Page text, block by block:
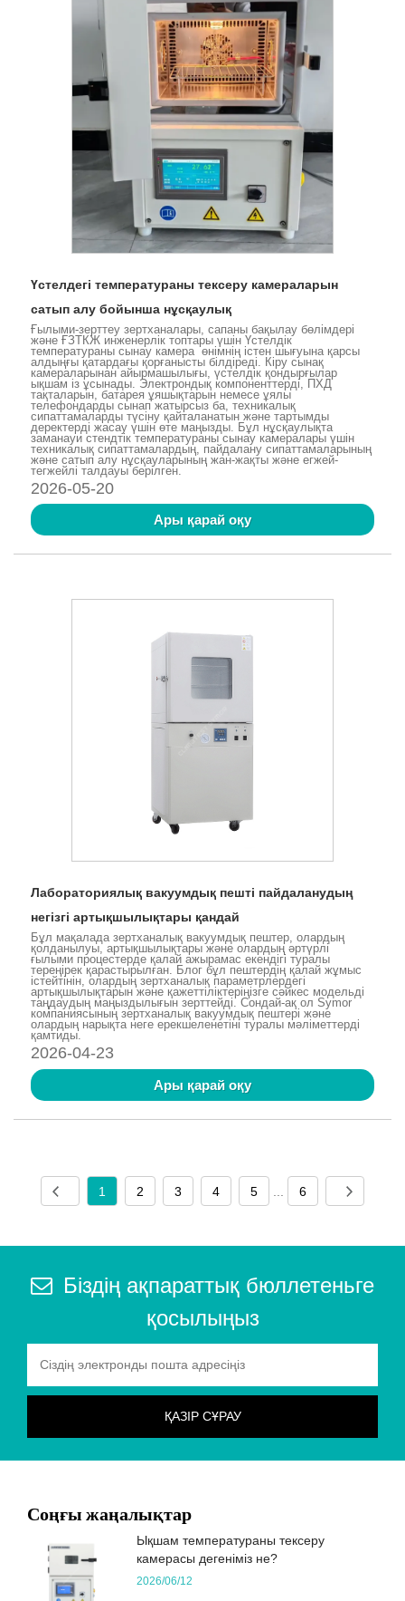
Үстелдегі температураны тексеру камераларын
сатып алу бойынша нұсқаулық
Ғылыми-зерттеу зертханалары, сапаны бақылау бөлімдері
және ҒЗТКЖ инженерлік топтары үшін Үстелдік
температураны сынау камера өнімнің істен шығуына қарсы
алдыңғы қатардағы қорғанысты білдіреді. Кіру сынақ
камераларынан айырмашылығы, үстелдік қондырғылар
ықшам із ұсынады. Электрондық компоненттерді, ПХД
тақталарын, батарея ұяшықтарын немесе ұялы
телефондарды сынап жатырсыз ба, техникалық
сипаттамаларды түсіну қайталанатын және тартымды
деректерді жасау үшін өте маңызды. Бұл нұсқаулықта
заманауи стендтік температураны сынау камералары үшін
техникалық сипаттамалардың, пайдалану сипаттамаларының
және сатып алу нұсқауларының жан-жақты және егжей-
тегжейлі талдауы берілген.
2026-05-20
Ары қарай оқу
Лабораториялық вакуумдық пешті пайдаланудың
негізгі артықшылықтары қандай
Бұл мақалада зертханалық вакуумдық пештер, олардың
қолданылуы, артықшылықтары және олардың әртүрлі
ғылыми процестерде қалай ажырамас екендігі туралы
тереңірек қарастырылған. Блог бұл пештердің қалай жұмыс
істейтінін, олардың зертханалық параметрлердегі
артықшылықтарын және қажеттіліктеріңізге сәйкес модельді
таңдаудың маңыздылығын зерттейді. Сондай-ақ ол Symor
компаниясының зертханалық вакуумдық пештері және
олардың нарықта неге ерекшеленетіні туралы мәліметтерді
қамтиды.
2026-04-23
Ары қарай оқу
1 2 3 4 5 6
Біздің ақпараттық бюллетеньге
қосылыңыз
Соңғы жаңалықтар
Ықшам температураны тексеру
камерасы дегеніміз не?
2026/06/12